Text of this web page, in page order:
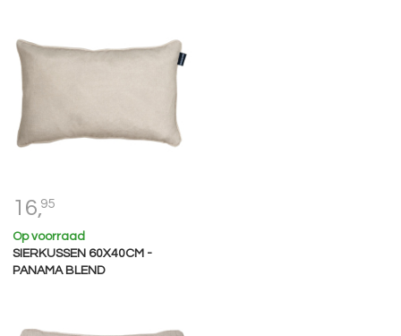
16,95
Op voorraad
SIERKUSSEN 60X40CM -
PANAMA BLEND